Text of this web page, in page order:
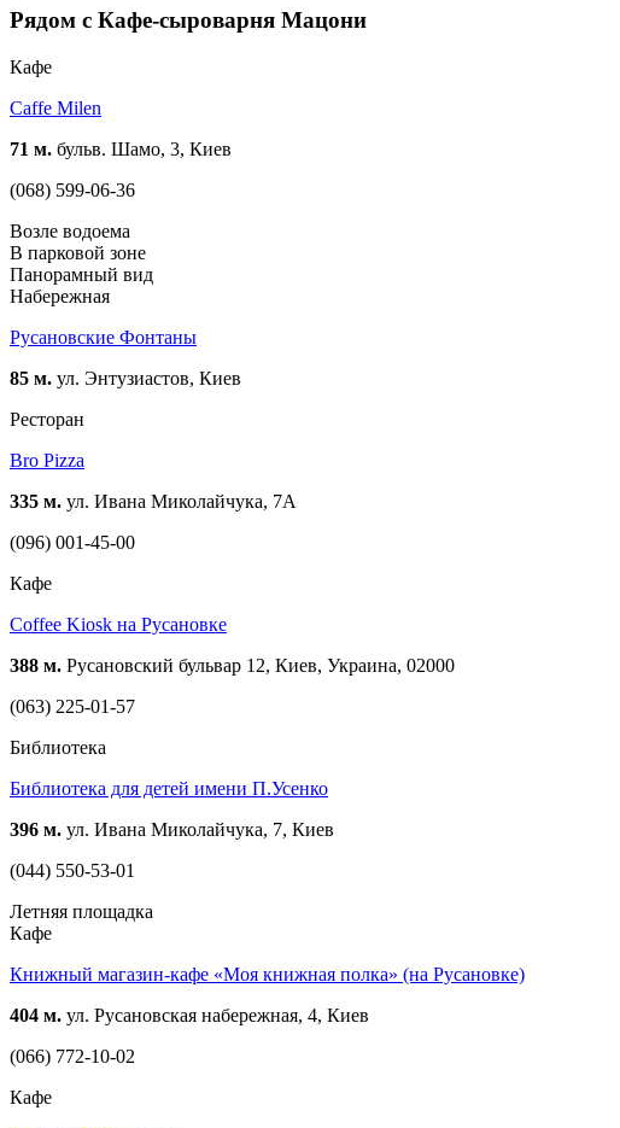
Рядом с Кафе-сыроварня Мацони
Кафе
Caffe Milen
71 м. бульв. Шамо, 3, Киев
(068) 599-06-36
Возле водоема
В парковой зоне
Панорамный вид
Набережная
Русановские Фонтаны
85 м. ул. Энтузиастов, Киев
Ресторан
Bro Pizza
335 м. ул. Ивана Миколайчука, 7А
(096) 001-45-00
Кафе
Coffee Kiosk на Русановке
388 м. Русановский бульвар 12, Киев, Украина, 02000
(063) 225-01-57
Библиотека
Библиотека для детей имени П.Усенко
396 м. ул. Ивана Миколайчука, 7, Киев
(044) 550-53-01
Летняя площадка
Кафе
Книжный магазин-кафе «Моя книжная полка» (на Русановке)
404 м. ул. Русановская набережная, 4, Киев
(066) 772-10-02
Кафе